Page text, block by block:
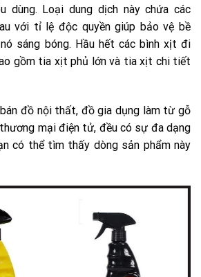
dùng. Loại dung dịch này chứa các
với tỉ lệ độc quyền giúp bảo vệ bề
sáng bóng. Hầu hết các bình xịt đi
gồm tia xịt phủ lớn và tia xịt chi tiết
đồ nội thất, đồ gia dụng làm từ gỗ
mại điện tử, đều có sự đa dạng
có thể tìm thấy dòng sản phẩm này